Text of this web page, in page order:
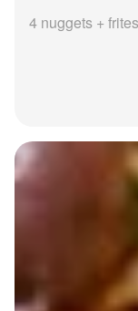
4 nuggets +